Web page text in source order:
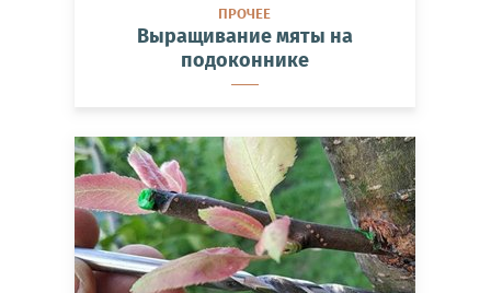
ПРОЧЕЕ
Выращивание мяты на
подоконнике